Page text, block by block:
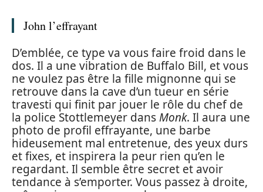
John l’effrayant
D’emblée, ce type va vous faire froid dans le
dos. Il a une vibration de Buffalo Bill, et vous
ne voulez pas être la fille mignonne qui se
retrouve dans la cave d’un tueur en série
travesti qui finit par jouer le rôle du chef de
la police Stottlemeyer dansMonk. Il aura une
photo de profil effrayante, une barbe
hideusement mal entretenue, des yeux durs
et fixes, et inspirera la peur rien qu’en le
regardant. Il semble être secret et avoir
tendance à s’emporter. Vous passez à droite,